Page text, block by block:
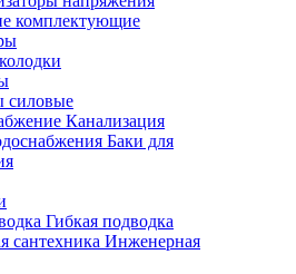
комплектующие
силовые
Канализация
Баки для
Гибкая подводка
Инженерная